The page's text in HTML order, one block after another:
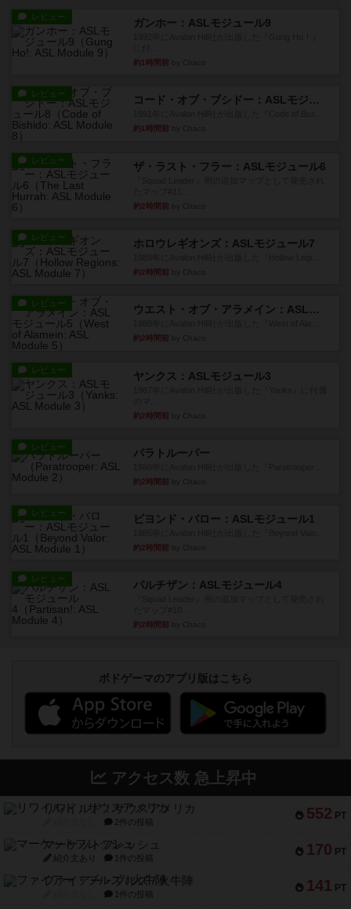
レビュー ガンホー：ASLモジュール9
約1時間前
レビュー
コード・オブ・ブシドー：ASLモジュール8
約1時間前
レビュー ザ・ラスト・フラー：ASLモジュール6
約2時間前
レビュー ホロウレギオンズ：ASLモジュール7
約2時間前
レビュー
ウエスト・オブ・アラメイン：ASLモジュール5
約2時間前
レビュー ヤンクス：ASLモジュール3
約2時間前
レビュー パラトルーパー
約2時間前
レビュー ビヨンド・バロー：ASLモジュール1
約2時間前
レビュー パルチザン：ASLモジュール4
約2時間前
ボドゲーマのアプリ版はこちら
アクセス数 急上昇中
552 PT
リワイルド：サウスアメリカ
2件の投稿
170 PT
マーケットフレッシュ
紹介文あり 1件の投稿
141 PT
ファイアー・ブルズ / 火牛陣
1件の投稿